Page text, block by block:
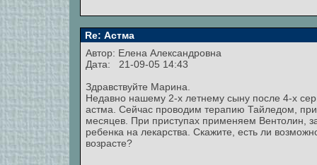
Re: Астма
Автор: Елена Александровна
Дата: 21-09-05 14:43
Здравствуйте Марина.
Недавно нашему 2-х летнему сыну после 4-х
астма. Сейчас проводим терапию Тайледом,
месяцев. При приступах применяем Вентолин,
ребенка на лекарства. Скажите, есть ли
возрасте?